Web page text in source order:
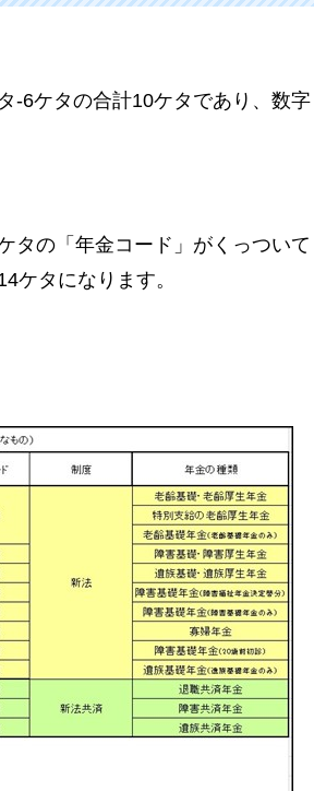
-6ケタの合計10ケタであり、数字
タの「年金コード」がくっついて
タになります。